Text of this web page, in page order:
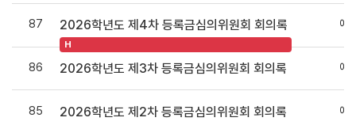
87 2026학년도 제4차 등록금심의위원회 회의록
H
예
86 2026학년도 제3차 등록금심의위원회 회의록 예
85 2026학년도 제2차 등록금심의위원회 회의록 예